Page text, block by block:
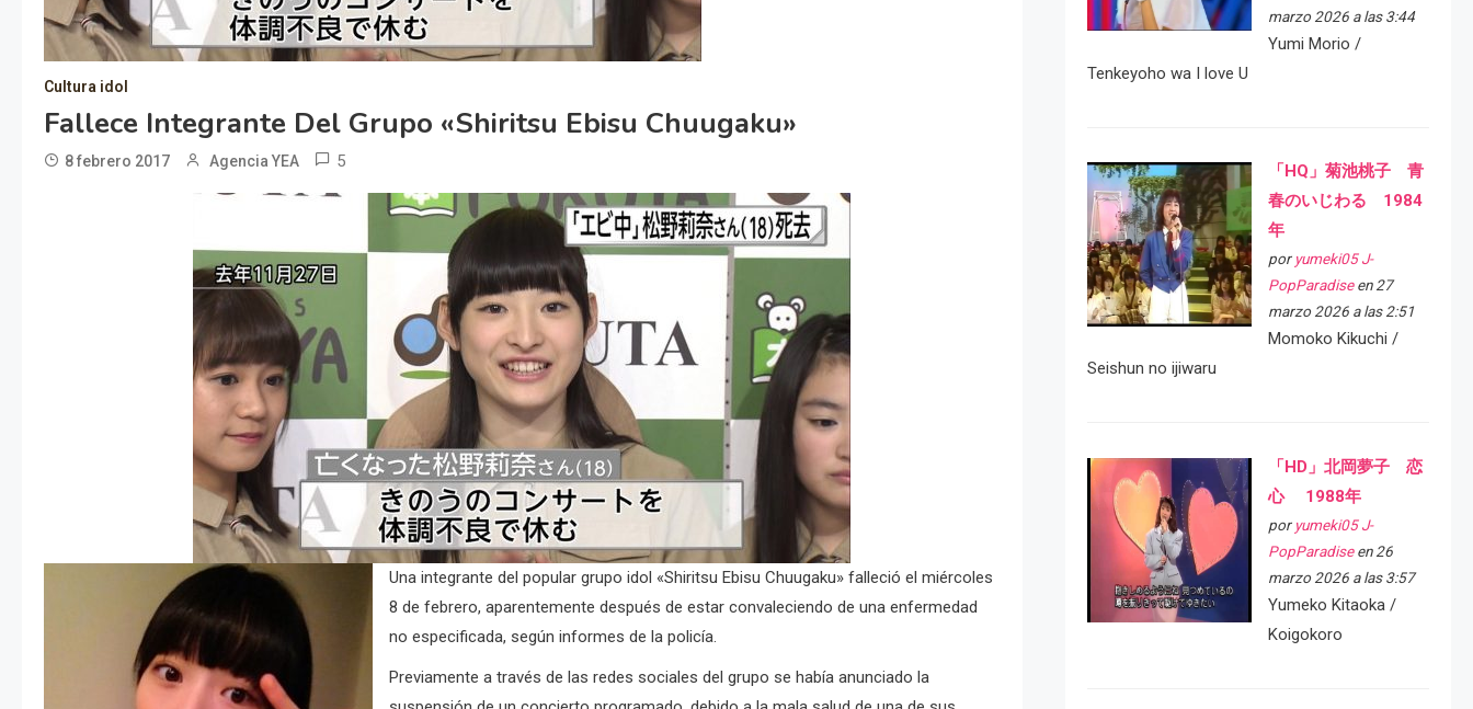
Cultura idol
Fallece Integrante Del Grupo «Shiritsu Ebisu Chuugaku»
8 febrero 2017 Agencia YEA 5
Una integrante del popular grupo idol «Shiritsu Ebisu Chuugaku» falleció el miércoles
8 de febrero, aparentemente después de estar convaleciendo de una enfermedad
no especificada, según informes de la policía.
Previamente a través de las redes sociales del grupo se había anunciado la
marzo 2026 a las 3:44
Yumi Morio /
Tenkeyoho wa I love U
「HQ」菊池桃子 青
春のいじわる 1984
年
por yumeki05 J-
PopParadiseen 27
marzo 2026 a las 2:51
Momoko Kikuchi /
Seishun no ijiwaru
「HD」北岡夢子 恋
心 1988年
por yumeki05 J-
PopParadiseen 26
marzo 2026 a las 3:57
Yumeko Kitaoka /
Koigokoro